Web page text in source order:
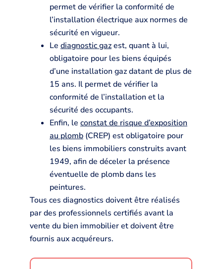
permet de vérifier la conformité de
l’installation électrique aux normes de
sécurité en vigueur.
Le diagnostic gazest, quant à lui,
obligatoire pour les biens équipés
d’une installation gaz datant de plus de
15 ans. Il permet de vérifier la
conformité de l’installation et la
sécurité des occupants.
Enfin, le constat de risque d’exposition
au plomb (CREP) est obligatoire pour
les biens immobiliers construits avant
1949, afin de déceler la présence
éventuelle de plomb dans les
peintures.
Tous ces diagnostics doivent être réalisés
par des professionnels certifiés avant la
vente du bien immobilier et doivent être
fournis aux acquéreurs.